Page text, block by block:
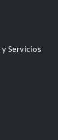
Servicios